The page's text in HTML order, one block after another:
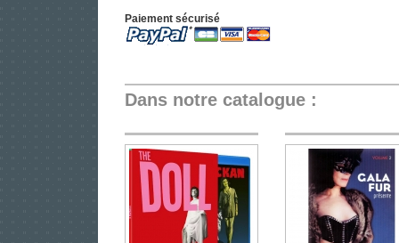
Paiement sécurisé
Dans notre catalogue :